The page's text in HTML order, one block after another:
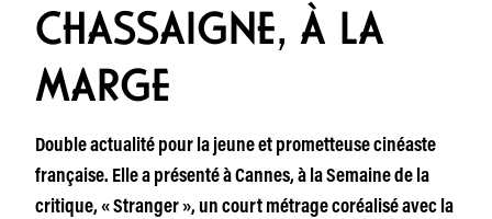
CHASSAIGNE, À LA
MARGE
Double actualité pour la jeune et prometteuse cinéaste
française. Elle a présenté à Cannes, à la Semaine de la
critique, « Stranger », un court métrage coréalisé avec la